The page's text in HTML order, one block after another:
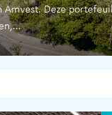
Amvest. Deze